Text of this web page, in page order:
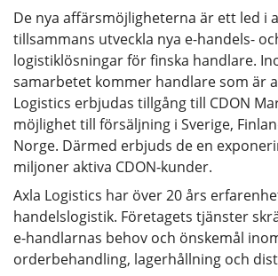
De nya affärsmöjligheterna är ett led i
tillsammans utveckla nya e-handels-
logistiklösningar för finska handlare.
samarbetet kommer handlare som är
Logistics erbjudas tillgång till CDON
möjlighet till försäljning i Sverige,
Norge. Därmed erbjuds de en
miljoner aktiva CDON-kunder.
Axla Logistics har över 20 års
handelslogistik. Företagets tjänster
e-handlarnas behov och önskemål
orderbehandling, lagerhållning och